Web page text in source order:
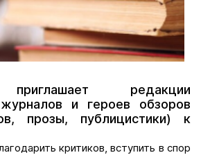
приглашает редакции
и героев обзоров
прозы, публицистики) к
критиков, вступить в спор